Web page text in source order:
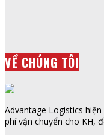
VỀ CHÚNG TÔI
Advantage Logistics
phí vận chuyển cho KH,